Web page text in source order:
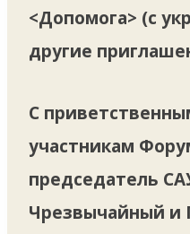
<Допомога> (с
другие
С
участникам
председатель
Чрезвычайный и